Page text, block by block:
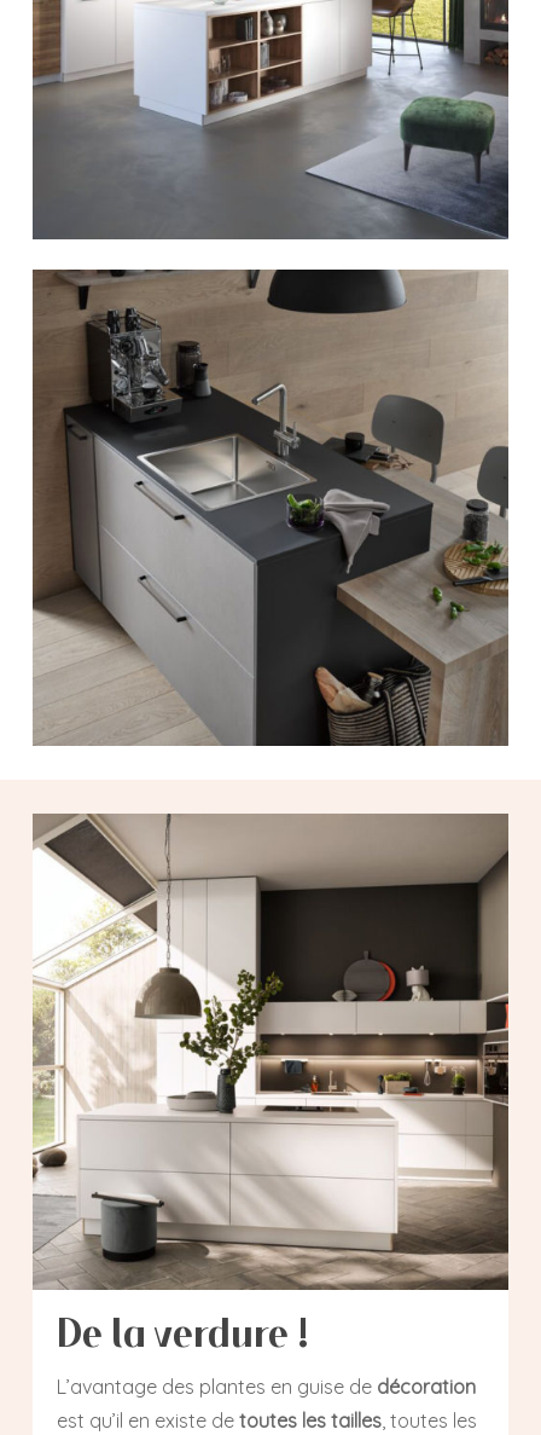
De la verdure !
L’avantage des plantes en guise de décoration
est qu’il en existe de toutes les tailles, toutes les